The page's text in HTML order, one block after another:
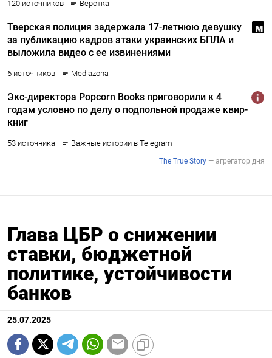
Глава ЦБР о снижении
ставки, бюджетной
политике, устойчивости
банков
25.07.2025